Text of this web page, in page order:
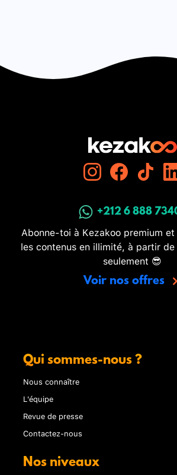
+212 6 888
Abonne-toi à Kezakoo premium
les contenus en illimité, à partir de
seulement 😎
Voir nos offres
Qui sommes-nous ?
Nous connaître
L'équipe
Revue de presse
Contactez-nous
Nos niveaux